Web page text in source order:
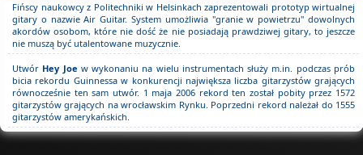
Fińscy naukowcy z Politechniki w Helsinkach zaprezentowali prototyp wirtualnej
gitary o nazwie Air Guitar. System umożliwia "granie w powietrzu" dowolnych
akordów osobom, które nie dość że nie posiadają prawdziwej gitary, to jeszcze
nie muszą być utalentowane muzycznie.
Utwór Hey Joe w wykonaniu na wielu instrumentach służy m.in. podczas prób
bicia rekordu Guinnessa w konkurencji największa liczba gitarzystów grających
równocześnie ten sam utwór. 1 maja 2006 rekord ten został pobity przez 1572
gitarzystów grających na wrocławskim Rynku. Poprzedni rekord należał do 1555
gitarzystów amerykańskich.